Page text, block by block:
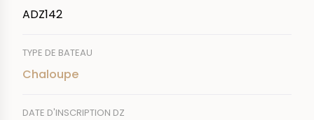
ADZ142
TYPE DE BATEAU
Chaloupe
DATE D'INSCRIPTION DZ